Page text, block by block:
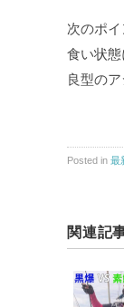
次のポ
食い状態
良型の
Posted in 最
関連記